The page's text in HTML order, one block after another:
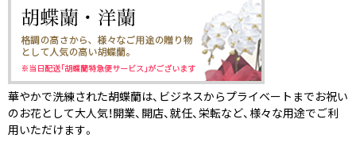
華やかで洗練された胡蝶蘭は、ビジネスからプライベートまでお祝い
のお花として大人気！開業、開店、就任、栄転など、様々な用途でご利
用いただけます。